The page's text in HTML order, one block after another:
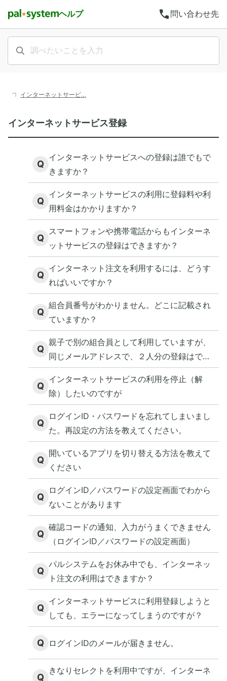
ヘルプ call 問い合わせ先
インターネットサービ…
インターネットサービス登録
Q
インターネットサービスへの登録は誰でもで
きますか？
Q
インターネットサービスの利用に登録料や利
用料金はかかりますか？
Q
スマートフォンや携帯電話からもインターネ
ットサービスの登録はできますか？
Q
インターネット注文を利用するには、どうす
ればいいですか？
Q
組合員番号がわかりません。どこに記載され
ていますか？
Q
親子で別の組合員として利用していますが、
同じメールアドレスで、２人分の登録はでき
ますか？
Q
インターネットサービスの利用を停止（解
除）したいのですが
Q
ログインID・パスワードを忘れてしまいまし
た。再設定の方法を教えてください。
Q
開いているアプリを切り替える方法を教えて
ください
Q
ログインID／パスワードの設定画面でわから
ないことがあります
Q
確認コードの通知、入力がうまくできません
（ログインID／パスワードの設定画面）
Q
パルシステムをお休み中でも、インターネッ
ト注文の利用はできますか？
Q
インターネットサービスに利用登録しようと
しても、エラーになってしまうのですが？
Q ログインIDのメールが届きません。
Q
きなりセレクトを利用中ですが、インターネ